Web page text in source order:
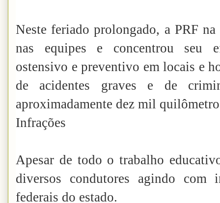
Neste feriado prolongado, a PRF
nas equipes e concentrou seu
ostensivo e preventivo em locais e
de acidentes graves e de
aproximadamente dez mil
Infrações
Apesar de todo o trabalho
diversos condutores agindo com
federais do estado.